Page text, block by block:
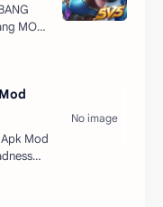
MOD
Mod
2024